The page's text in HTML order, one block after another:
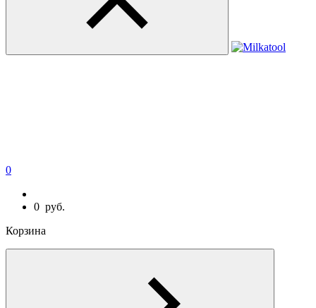
0
0 руб.
Корзина